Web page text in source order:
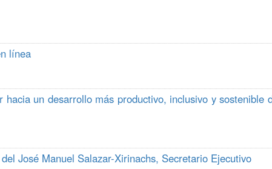
línea
un desarrollo más productivo, inclusivo y sostenible
José Manuel Salazar-Xirinachs, Secretario Ejecutivo